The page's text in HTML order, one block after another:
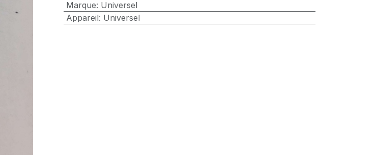
Marque: Universel
Appareil: Universel